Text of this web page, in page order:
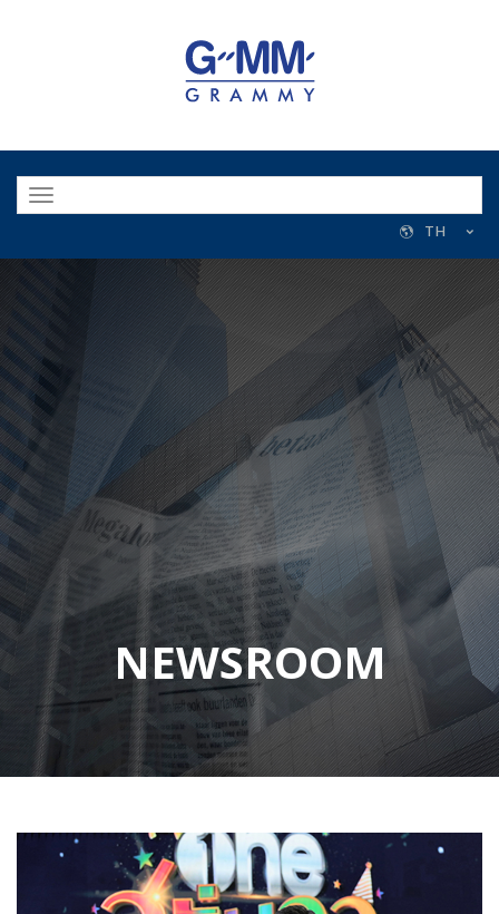
TH
NEWSROOM